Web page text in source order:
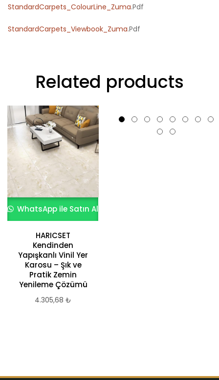
StandardCarpets_ColourLine_Zuma.Pdf
StandardCarpets_Viewbook_Zuma.Pdf
Related products
WhatsApp ile Satın Al
HARICSET
Kendinden
Yapışkanlı Vinil Yer
Karosu – Şık ve
Pratik Zemin
Yenileme Çözümü
4.305,68 ₺